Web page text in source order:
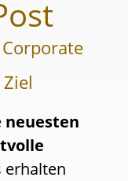
neuesten
erhalten